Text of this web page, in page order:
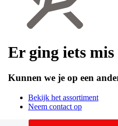
Er ging iets
Kunnen we je op een
Bekijk het assortiment
Neem contact op